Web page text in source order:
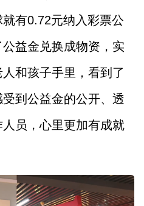
有0.72元纳入彩票公
益金兑换成物资，实
和孩子手里，看到了
到公益金的公开、透
员，心里更加有成就